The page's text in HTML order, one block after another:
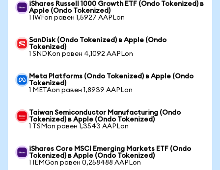
iShares Russell 1000 Growth ETF (Ondo Tokenized) в
Apple (Ondo Tokenized)
1 IWFon равен 1,5927 AAPLon
SanDisk (Ondo Tokenized) в Apple (Ondo
Tokenized)
1 SNDKon равен 4,1092 AAPLon
Meta Platforms (Ondo Tokenized) в Apple (Ondo
Tokenized)
1 METAon равен 1,8939 AAPLon
Taiwan Semiconductor Manufacturing (Ondo
Tokenized) в Apple (Ondo Tokenized)
1 TSMon равен 1,3543 AAPLon
iShares Core MSCI Emerging Markets ETF (Ondo
Tokenized) в Apple (Ondo Tokenized)
1 IEMGon равен 0,258488 AAPLon